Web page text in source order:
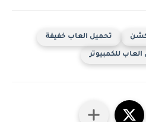
تحميل العاب خفيفة
للكمبيوتر